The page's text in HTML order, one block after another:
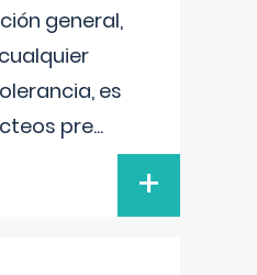
general,
es
pre...
+